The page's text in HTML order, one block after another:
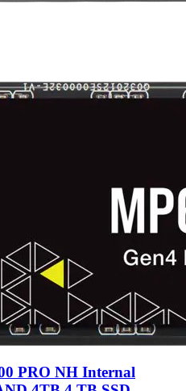
PRO NH Internal